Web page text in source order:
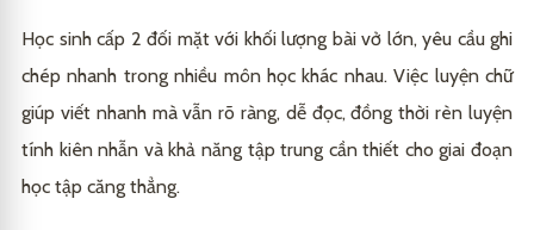
Học sinh cấp 2 đối mặt với khối lượng bài vở lớn, yêu cầu ghi
chép nhanh trong nhiều môn học khác nhau. Việc luyện chữ
giúp viết nhanh mà vẫn rõ ràng, dễ đọc, đồng thời rèn luyện
tính kiên nhẫn và khả năng tập trung cần thiết cho giai đoạn
học tập căng thẳng.